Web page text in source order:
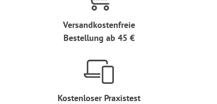
Versandkostenfreie
Bestellung ab 45 €
Kostenloser Praxistest